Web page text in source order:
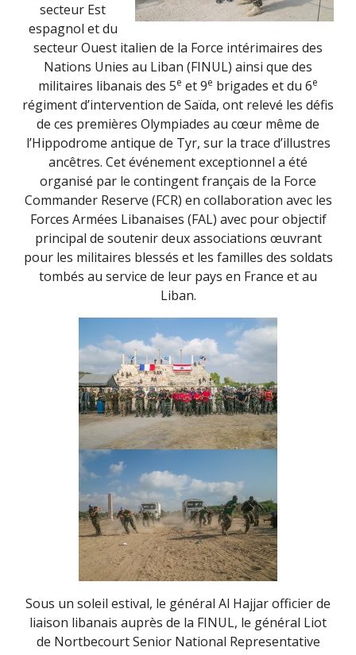
secteur Est
espagnol et du
secteur Ouest italien de la Force intérimaires des
Nations Unies au Liban (FINUL) ainsi que des
militaires libanais des 5e et 9e brigades et du 6e
régiment d’intervention de Saïda, ont relevé les défis
de ces premières Olympiades au cœur même de
l’Hippodrome antique de Tyr, sur la trace d’illustres
ancêtres. Cet événement exceptionnel a été
organisé par le contingent français de la Force
Commander Reserve (FCR) en collaboration avec les
Forces Armées Libanaises (FAL) avec pour objectif
principal de soutenir deux associations œuvrant
pour les militaires blessés et les familles des soldats
tombés au service de leur pays en France et au
Liban.
Sous un soleil estival, le général Al Hajjar officier de
liaison libanais auprès de la FINUL, le général Liot
de Nortbecourt Senior National Representative